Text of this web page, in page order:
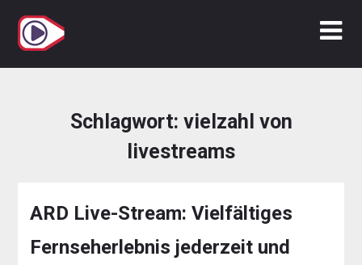
Inhalt
springen
Schlagwort: vielzahl von
livestreams
ARD Live-Stream: Vielfältiges
Fernseherlebnis jederzeit und